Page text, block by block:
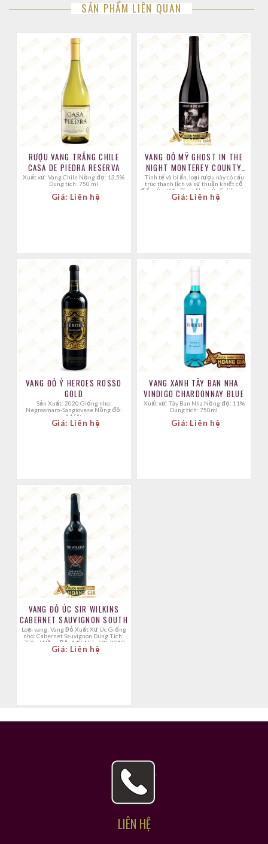
SẢN PHẨM LIÊN QUAN
RƯỢU VANG TRẮNG CHILE
CASA DE PIEDRA RESERVA
Xuất xứ: Vang Chile Nồng độ: 13,5%
Dung tích: 750 ml
Giá: Liên hệ
VANG ĐỎ MỸ GHOST IN THE
NIGHT MONTEREY COUNTY
PINOT NOIR
Tinh tế và bí ẩn, loại rượu này có cấu
trúc thanh lịch và sự thuần khiết cổ
điển của rượu Pinot Noir của California.
Giá: Liên hệ
VANG ĐỎ Ý HEROES ROSSO
GOLD
Sản Xuất: 2020 Giống nho:
Negroamaro-Sangiovese Nồng độ:
14.5%
Giá: Liên hệ
VANG XANH TÂY BAN NHA
VINDIGO CHARDONNAY BLUE
Xuất xứ: Tây Ban Nha Nồng độ: 11%
Dung tích: 750ml
Giá: Liên hệ
VANG ĐỎ ÚC SIR WILKINS
CABERNET SAUVIGNON SOUTH
Loại vang: Vang Đỏ Xuất Xứ Úc Giống
nho: Cabernet Sauvignon Dung Tích:
750ml Nồng Độ: 14% Niên Vụ: 2019
Giá: Liên hệ
LIÊN HỆ